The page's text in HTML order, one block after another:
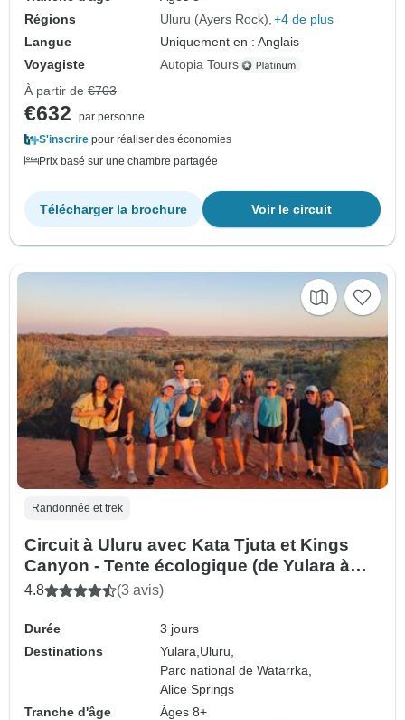
Régions
Uluru (Ayers Rock) +4 de plus
Langue
Uniquement en : Anglais
Voyagiste
Autopia Tours
À partir de €703
€632
par personne
S'inscrire pour réaliser des économies
Prix basé sur une chambre partagée
Voir le circuit
Télécharger la brochure
Randonnée et trek
Circuit à Uluru avec Kata Tjuta et Kings
Canyon - Tente écologique (de Yulara à
Alice Springs)
4.8 (3 avis)
Durée
3 jours
Destinations
Yulara, Uluru,
Parc national de Watarrka,
Alice Springs
Tranche d'âge
Âges 8+